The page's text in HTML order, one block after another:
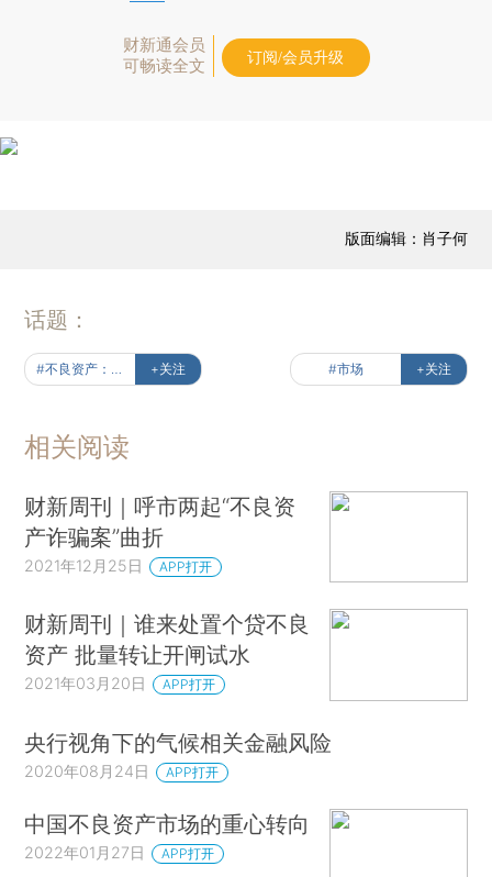
财新通会员
可畅读全文
订阅/会员升级
版面编辑：肖子何
话题：
+关注 #市场 +关注
相关阅读
财新周刊｜呼市两起“不良资
产诈骗案”曲折
2021年12月25日 APP打开
财新周刊｜谁来处置个贷不良
资产 批量转让开闸试水
2021年03月20日 APP打开
央行视角下的气候相关金融风险
2020年08月24日 APP打开
中国不良资产市场的重心转向
2022年01月27日 APP打开